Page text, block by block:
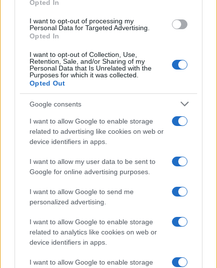
Opted In
I want to opt-out of processing my
Personal Data for Targeted Advertising.
Opted In
I want to opt-out of Collection, Use,
Retention, Sale, and/or Sharing of my
Personal Data that Is Unrelated with the
Purposes for which it was collected.
Opted Out
Google consents
I want to allow Google to enable storage
related to advertising like cookies on web or
device identifiers in apps.
I want to allow my user data to be sent to
Google for online advertising purposes.
I want to allow Google to send me
personalized advertising.
I want to allow Google to enable storage
related to analytics like cookies on web or
device identifiers in apps.
I want to allow Google to enable storage